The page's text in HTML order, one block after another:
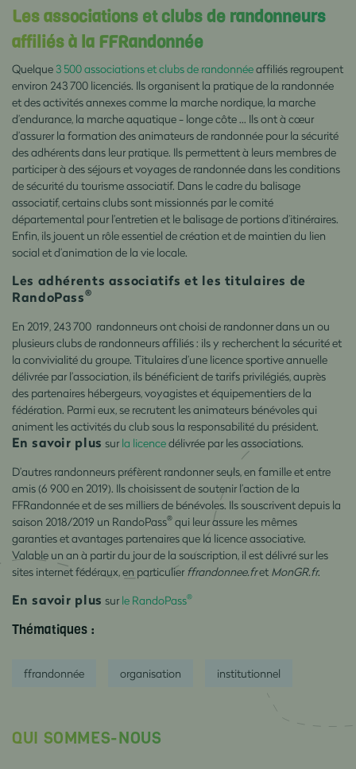
QUI SOMMES-NOUS
Les associations et clubs de randonneurs
affiliés à la FFRandonnée
Quelque 3 500 associations et clubs de randonnéeaffiliés regroupent
environ 243 700 licenciés. Ils organisent la pratique de la randonnée
et des activités annexes comme la marche nordique, la marche
d’endurance, la marche aquatique - longe côte … Ils ont à cœur
d’assurer la formation des animateurs de randonnée pour la sécurité
des adhérents dans leur pratique. Ils permettent à leurs membres de
participer à des séjours et voyages de randonnée dans les conditions
de sécurité du tourisme associatif. Dans le cadre du balisage
associatif, certains clubs sont missionnés par le comité
départemental pour l’entretien et le balisage de portions d’itinéraires.
Enfin, ils jouent un rôle essentiel de création et de maintien du lien
social et d’animation de la vie locale.
Les adhérents associatifs et les titulaires de
RandoPass®
En 2019, 243 700 randonneurs ont choisi de randonner dans un ou
plusieurs clubs de randonneurs affiliés : ils y recherchent la sécurité et
la convivialité du groupe. Titulaires d’une licence sportive annuelle
délivrée par l’association, ils bénéficient de tarifs privilégiés, auprès
des partenaires hébergeurs, voyagistes et équipementiers de la
fédération. Parmi eux, se recrutent les animateurs bénévoles qui
animent les activités du club sous la responsabilité du président.
En savoir plus sur la licencedélivrée par les associations.
D’autres randonneurs préfèrent randonner seuls, en famille et entre
amis (6 900 en 2019). Ils choisissent de soutenir l’action de la
FFRandonnée et de ses milliers de bénévoles. Ils souscrivent depuis la
saison 2018/2019 un RandoPass® qui leur assure les mêmes
garanties et avantages partenaires que la licence associative.
Valable un an à partir du jour de la souscription, il est délivré sur les
sites internet fédéraux, en particulier ffrandonnee.fret MonGR.fr.
En savoir plus sur le RandoPass®
Thématiques :
ffrandonnée organisation institutionnel